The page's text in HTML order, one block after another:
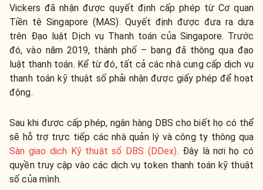
Vickers đã nhận được quyết định cấp phép từ Cơ quan
Tiền tệ Singapore (MAS). Quyết định được đưa ra dựa
trên Đạo luật Dịch vụ Thanh toán của Singapore. Trước
đó, vào năm 2019, thành phố – bang đã thông qua đạo
luật thanh toán. Kể từ đó, tất cả các nhà cung cấp dịch vụ
thanh toán kỹ thuật số phải nhận được giấy phép để hoạt
động.
Sau khi được cấp phép, ngân hàng DBS cho biết họ có thể
sẽ hỗ trợ trực tiếp các nhà quản lý và công ty thông qua
Sàn giao dịch Kỹ thuật số DBS (DDex). Đây là nơi họ có
quyền truy cập vào các dịch vụ token thanh toán kỹ thuật
số của mình.